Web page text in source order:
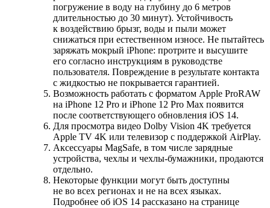
погружение в воду на глубину до 6 метров
длительностью до 30 минут). Устойчивость
к воздействию брызг, воды и пыли может
снижаться при естественном износе. Не пытайтесь
заряжать мокрый iPhone: протрите и высушите
его согласно инструкциям в руководстве
пользователя. Повреждение в результате контакта
с жидкостью не покрывается гарантией.
Возможность работать с форматом Apple ProRAW
на iPhone 12 Pro и iPhone 12 Pro Max появится
после соответствующего обновления iOS 14.
Для просмотра видео Dolby Vision 4K требуется
Apple TV 4K или телевизор с поддержкой AirPlay.
Аксессуары MagSafe, в том числе зарядные
устройства, чехлы и чехлы‑бумажники, продаются
отдельно.
Некоторые функции могут быть доступны
не во всех регионах и не на всех языках.
Подробнее об iOS 14 рассказано на странице